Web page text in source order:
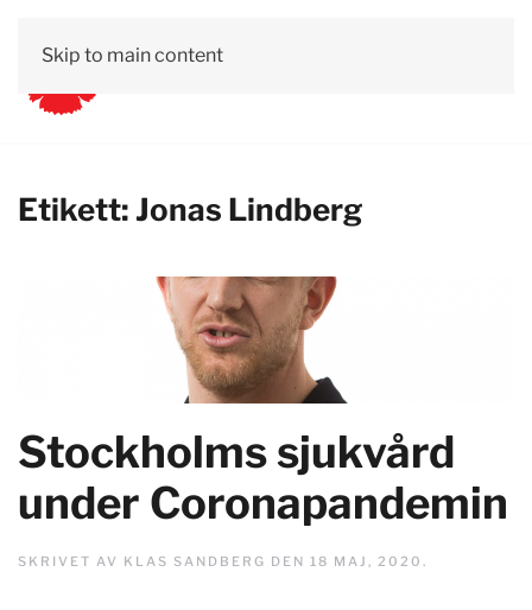
Skip to main content
Etikett: Jonas Lindberg
Stockholms sjukvård
under Coronapandemin
SKRIVET AV KLAS SANDBERG DEN 18 MAJ, 2020 .